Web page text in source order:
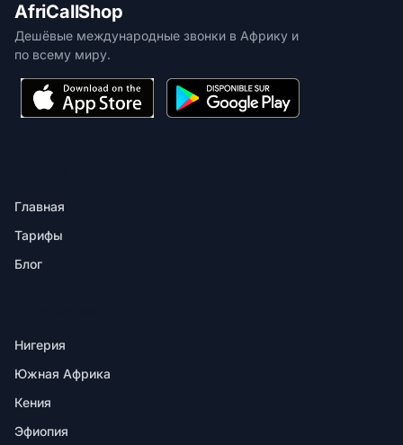
AfriCallShop
Дешёвые международные звонки в Африку и
по всему миру.
Главная
Тарифы
Блог
Нигерия
Южная Африка
Кения
Эфиопия